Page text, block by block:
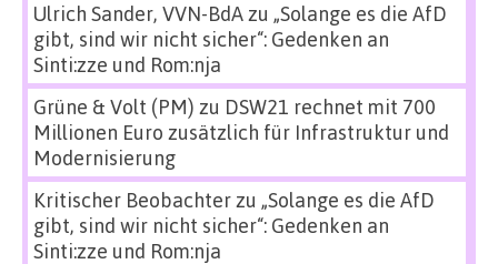
Ulrich Sander, VVN-BdAzu „Solange es die AfD
gibt, sind wir nicht sicher“: Gedenken an
Sinti:zze und Rom:nja
Grüne & Volt (PM) zu DSW21 rechnet mit 700
Millionen Euro zusätzlich für Infrastruktur und
Modernisierung
Kritischer Beobachterzu „Solange es die AfD
gibt, sind wir nicht sicher“: Gedenken an
Sinti:zze und Rom:nja